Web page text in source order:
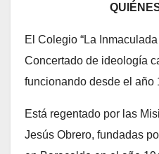
El Colegio “La
Concertado de ideología
funcionando desde el año
Está regentado por las
Jesús Obrero, fundadas